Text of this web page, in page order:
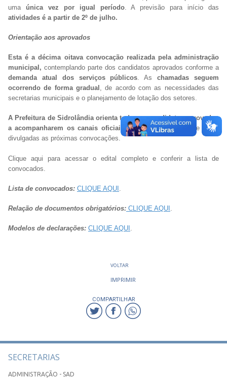
uma única vez por igual período. A previsão para início das
atividades é a partir de 2º de julho.
Orientação aos aprovados
Esta é a décima oitava convocação realizada pela administração
municipal, contemplando parte dos candidatos aprovados conforme a
demanda atual dos serviços públicos. Aschamadas seguem
ocorrendo de forma gradual , de acordo com as necessidades das
secretarias municipais e o planejamento de lotação dos setores.
A Prefeitura de Sidrolândia orienta todos os candidatos aprovados
a acompanharem os canais oficiais de comunicação
, onde serão
divulgadas as próximas convocações.
Clique aqui para acessar o edital completo e conferir a lista de
convocados.
Lista de convocados: CLIQUE AQUI
Relação de documentos obrigatórios: CLIQUE AQUI
Modelos de declarações: CLIQUE AQUI .
VOLTAR
IMPRIMIR
COMPARTILHAR
SECRETARIAS
ADMINISTRAÇÃO - SAD